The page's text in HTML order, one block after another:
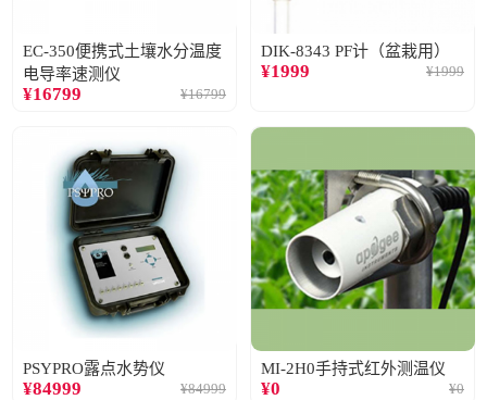
EC-350便携式土壤水分温度
电导率速测仪
¥16799 ¥16799
DIK-8343 PF计（盆栽用）
¥1999 ¥1999
PSYPRO露点水势仪
¥84999 ¥84999
MI-2H0手持式红外测温仪
¥0 ¥0